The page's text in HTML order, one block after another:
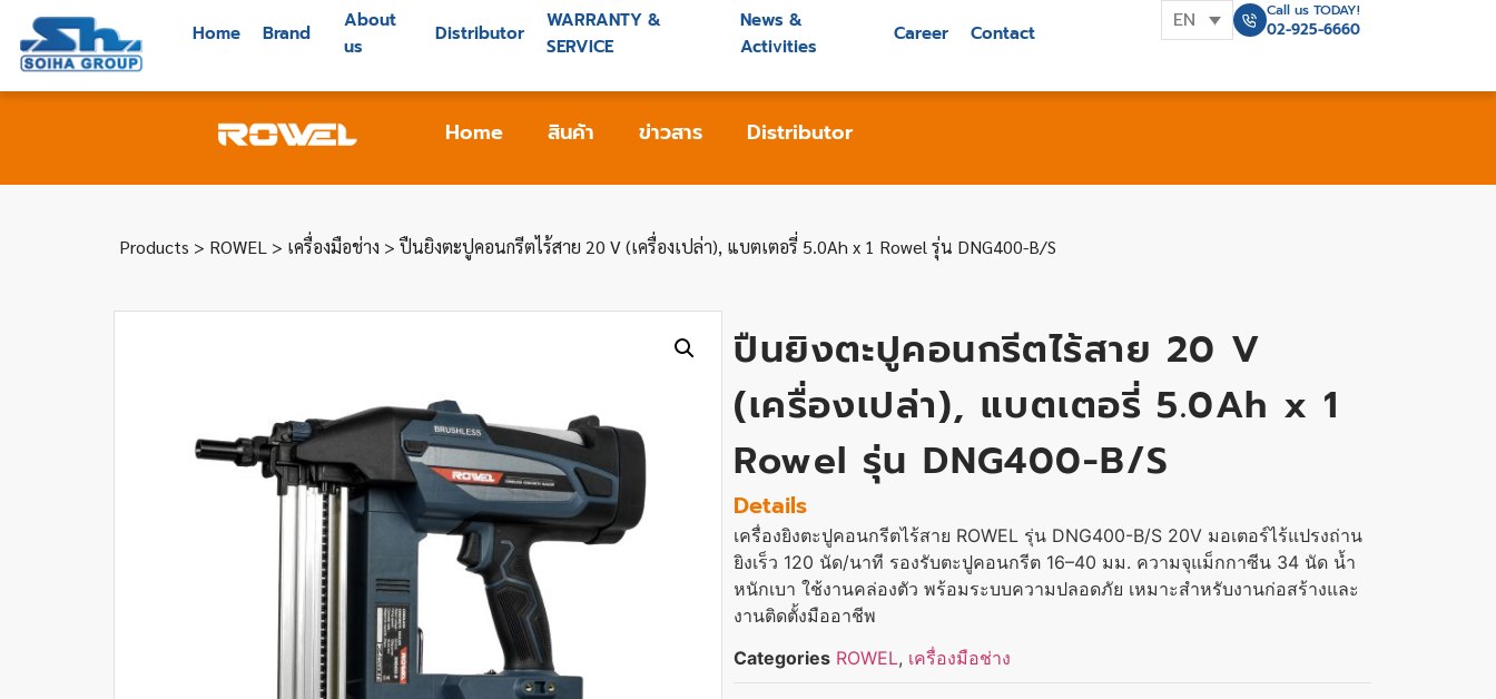
Home Brand
About
us
Distributor
WARRANTY &
SERVICE
News &
Activities
Career Contact EN Call us TODAY!
02-925-6660
Home สินค้า ข่าวสาร Distributor
Products > ROWEL > เครื่องมือช่าง > ปืนยิงตะปูคอนกรีตไร้สาย 20 V (เครื่องเปล่า), แบตเตอรี่ 5.0Ah x 1 Rowel รุ่น DNG400-B/S
ปืนยิงตะปูคอนกรีตไร้สาย 20 V
(เครื่องเปล่า), แบตเตอรี่ 5.0Ah x 1
Rowel รุ่น DNG400-B/S
Details
เครื่องยิงตะปูคอนกรีตไร้สาย ROWEL รุ่น DNG400-B/S 20V มอเตอร์ไร้แปรงถ่าน
ยิงเร็ว 120 นัด/นาที รองรับตะปูคอนกรีต 16–40 มม. ความจุแม็กกาซีน 34 นัด น้ำ
หนักเบา ใช้งานคล่องตัว พร้อมระบบความปลอดภัย เหมาะสำหรับงานก่อสร้างและ
งานติดตั้งมืออาชีพ
Categories ROWEL, เครื่องมือช่าง